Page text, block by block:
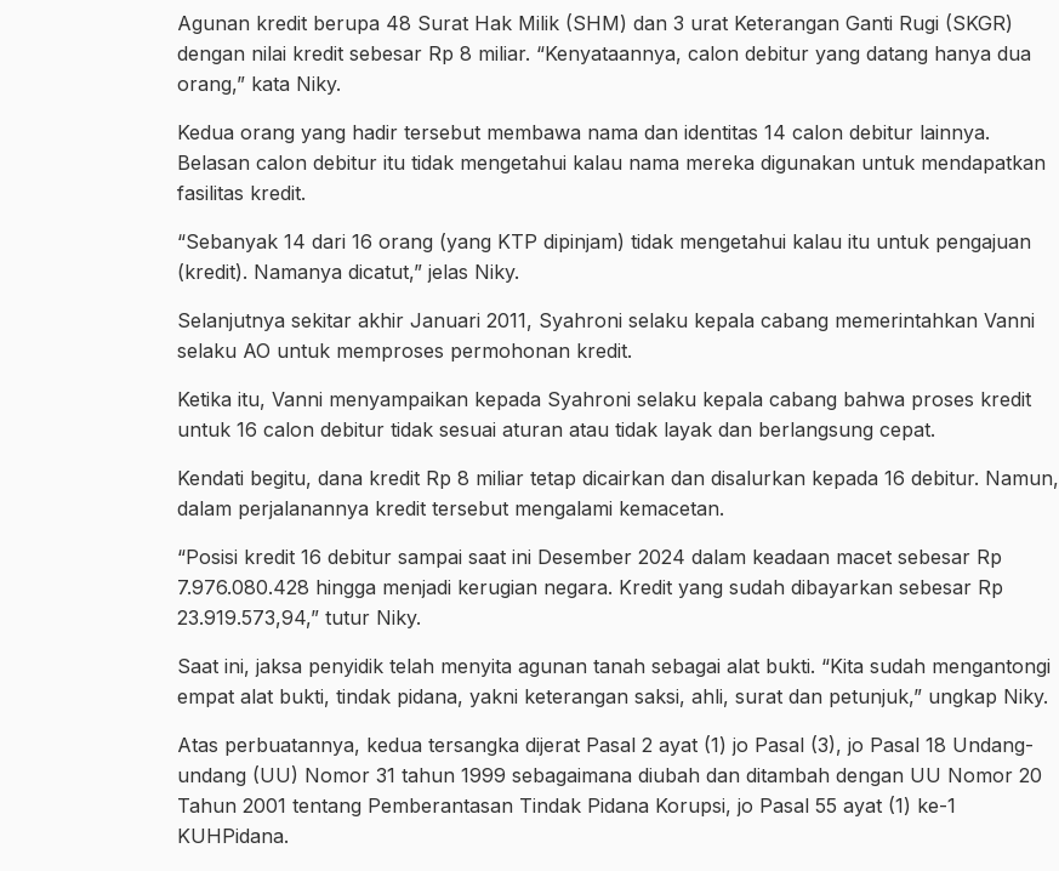
Agunan kredit berupa 48 Surat Hak Milik (SHM) dan 3 urat Keterangan Ganti Rugi (SKGR)
dengan nilai kredit sebesar Rp 8 miliar. “Kenyataannya, calon debitur yang datang hanya dua
orang,” kata Niky.
Kedua orang yang hadir tersebut membawa nama dan identitas 14 calon debitur lainnya.
Belasan calon debitur itu tidak mengetahui kalau nama mereka digunakan untuk mendapatkan
fasilitas kredit.
“Sebanyak 14 dari 16 orang (yang KTP dipinjam) tidak mengetahui kalau itu untuk pengajuan
(kredit). Namanya dicatut,” jelas Niky.
Selanjutnya sekitar akhir Januari 2011, Syahroni selaku kepala cabang memerintahkan Vanni
selaku AO untuk memproses permohonan kredit.
Ketika itu, Vanni menyampaikan kepada Syahroni selaku kepala cabang bahwa proses kredit
untuk 16 calon debitur tidak sesuai aturan atau tidak layak dan berlangsung cepat.
Kendati begitu, dana kredit Rp 8 miliar tetap dicairkan dan disalurkan kepada 16 debitur. Namun,
dalam perjalanannya kredit tersebut mengalami kemacetan.
“Posisi kredit 16 debitur sampai saat ini Desember 2024 dalam keadaan macet sebesar Rp
7.976.080.428 hingga menjadi kerugian negara. Kredit yang sudah dibayarkan sebesar Rp
23.919.573,94,” tutur Niky.
Saat ini, jaksa penyidik telah menyita agunan tanah sebagai alat bukti. “Kita sudah mengantongi
empat alat bukti, tindak pidana, yakni keterangan saksi, ahli, surat dan petunjuk,” ungkap Niky.
Atas perbuatannya, kedua tersangka dijerat Pasal 2 ayat (1) jo Pasal (3), jo Pasal 18 Undang-
undang (UU) Nomor 31 tahun 1999 sebagaimana diubah dan ditambah dengan UU Nomor 20
Tahun 2001 tentang Pemberantasan Tindak Pidana Korupsi, jo Pasal 55 ayat (1) ke-1
KUHPidana.